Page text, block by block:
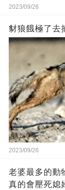
2023/09/26
豺狼餓極了去
2023/09/26
老婆最多的動
真的會壓死媳